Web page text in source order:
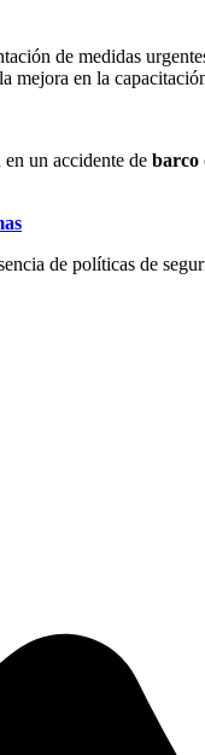
de medidas
en la
un accidente de barco
de políticas de